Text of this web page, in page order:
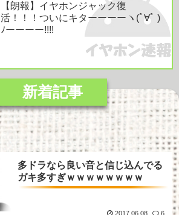
【朗報】イヤホンジャック復
活！！！ついにキターーーーヽ(ﾟ∀ﾟ )
ﾉーーーー!!!!
多ドラなら良い音と信じ込んでる
ガキ多すぎｗｗｗｗｗｗｗｗ
2017.06.08 6